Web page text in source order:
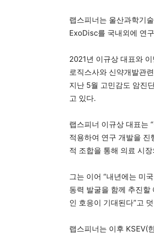
랩스피너는 울산과학기
ExoDisc를 국내외에 연
2021년 이규상 대표와
로직스사와 신약개발관
지난 5월 고민감도 암진
고 있다.
랩스피너 이규상 대표는
적용하여 연구 개발을 진
적 조합을 통해 의료 시
그는 이어 “내년에는 미
동력 발굴을 함께 추진할
인 호응이 기대된다”고
랩스피너는 이후 KSEV(